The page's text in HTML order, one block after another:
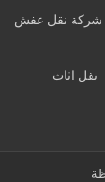
شركة نقل عفش
نقل اثاث